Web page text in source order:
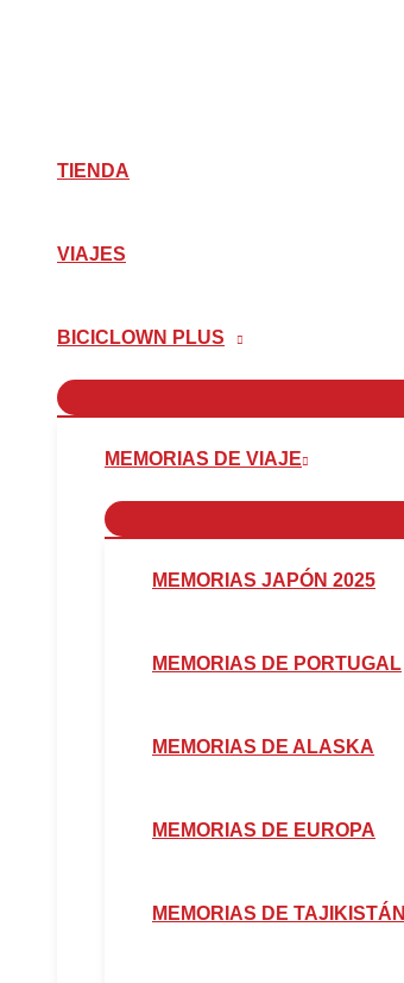
TIENDA
VIAJES
BICICLOWN PLUS
MEMORIAS DE VIAJE
MEMORIAS JAPÓN 2025
MEMORIAS DE PORTUGAL
MEMORIAS DE ALASKA
MEMORIAS DE EUROPA
MEMORIAS DE TAJIKISTÁN